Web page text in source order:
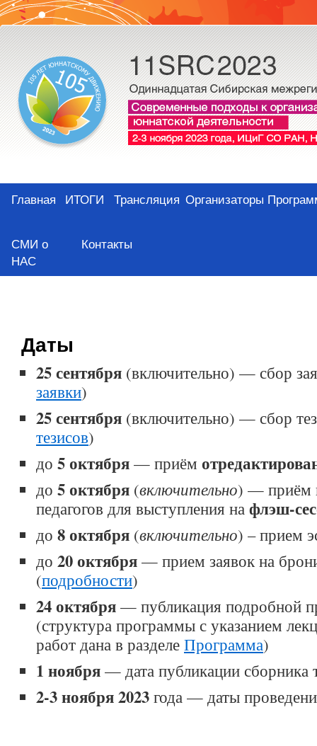
Главная ИТОГИ Трансляция Организаторы
СМИ о
НАС
Контакты
Даты
25 сентября (включительно) — сбор
заявки)
25 сентября (включительно) — сбор
тезисов)
до 5 октября — приём
до 5 октября (включительно) — приём
педагогов для выступления на флэш-
до 8 октября (включительно) – прием
до 20 октября — прием заявок на
(подробности)
24 октября — публикация подробной
(структура программы с указанием
работ дана в разделе Программа)
1 ноября — дата публикации сборника
2-3 ноября 2023 года — даты